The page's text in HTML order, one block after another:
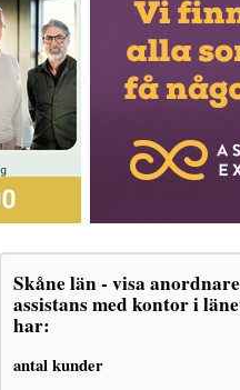
Skåne län - visa
assistans med kontor i
har:
antal kunder